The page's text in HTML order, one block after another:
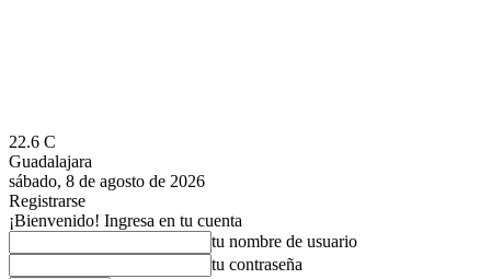
22.6 C
Guadalajara
sábado, 8 de agosto de 2026
Registrarse
¡Bienvenido! Ingresa en tu cuenta
tu nombre de usuario
tu contraseña